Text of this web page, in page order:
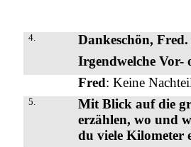
4.
Dankeschön,
Irgendwelche Vor-
Fred: Keine
5.
Mit Blick auf die
erzählen, wo und
du viele Kilometer